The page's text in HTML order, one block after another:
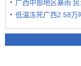
广西中部地区暴雨
低温冻死广西2.58万